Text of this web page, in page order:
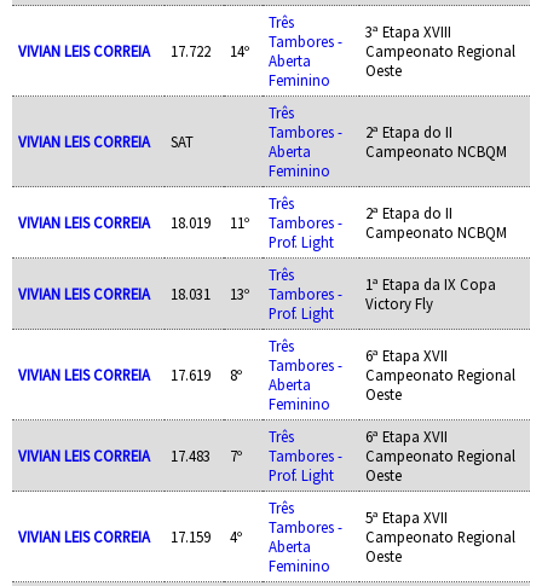
VIVIAN LEIS CORREIA 17.722 14º
Três
Tambores -
Aberta
Feminino
3ª Etapa XVIII
Campeonato Regional
Oeste
VIVIAN LEIS CORREIA SAT
Três
Tambores -
Aberta
Feminino
2ª Etapa do II
Campeonato NCBQM
VIVIAN LEIS CORREIA 18.019 11º
Três
Tambores -
Prof. Light
2ª Etapa do II
Campeonato NCBQM
VIVIAN LEIS CORREIA 18.031 13º
Três
Tambores -
Prof. Light
1ª Etapa da IX Copa
Victory Fly
VIVIAN LEIS CORREIA 17.619 8º
Três
Tambores -
Aberta
Feminino
6ª Etapa XVII
Campeonato Regional
Oeste
VIVIAN LEIS CORREIA 17.483 7º
Três
Tambores -
Prof. Light
6ª Etapa XVII
Campeonato Regional
Oeste
VIVIAN LEIS CORREIA 17.159 4º
Três
Tambores -
Aberta
Feminino
5ª Etapa XVII
Campeonato Regional
Oeste